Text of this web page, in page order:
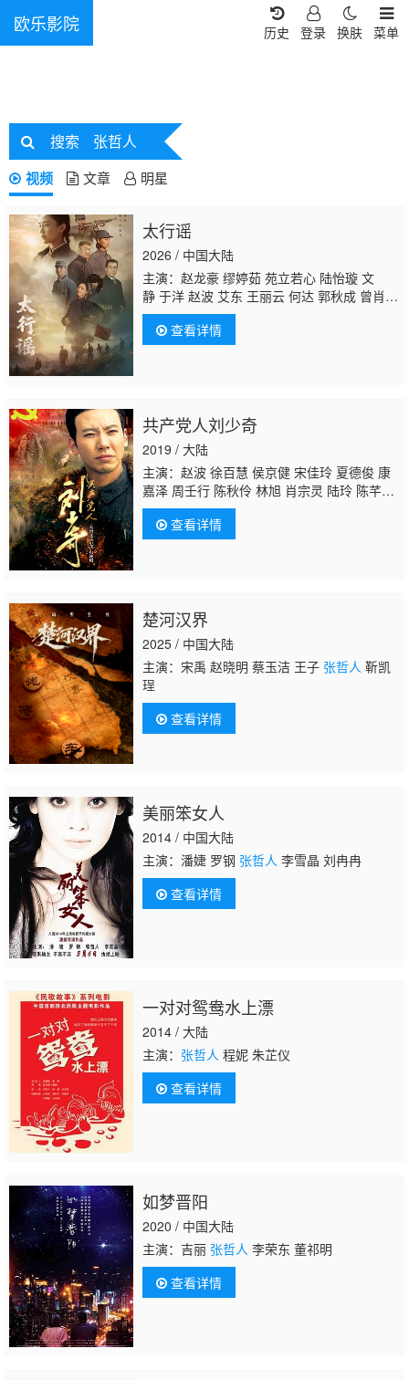
欧乐影院 菜单
换肤
登录
历史
搜索 张哲人
视频 文章 明星
太行谣
2026 / 中国大陆
主演：赵龙豪 缪婷茹 苑立若心 陆怡璇 文
静 于洋 赵波 艾东 王丽云 何达 郭秋成 曾肖
龙 张永健 魏大鸣
查看详情
共产党人刘少奇
2019 / 大陆
主演：赵波 徐百慧 侯京健 宋佳玲 夏德俊 康
嘉泽 周壬行 陈秋伶 林旭 肖宗灵 陆玲 陈芊
桦 张琳 张明健 吴盼
一智 李双喜 刘银 齐峰 郑锡龙 许璟琨 朱洪
霖 南凯 高远 何强 周期 夏天 杜晓书 乔涵 欧
查看详情
楚河汉界
2025 / 中国大陆
主演：宋禹 赵晓明 蔡玉洁 王子 张哲人 靳凯
珵
查看详情
美丽笨女人
2014 / 中国大陆
主演：潘婕 罗钢 张哲人 李雪晶 刘冉冉
查看详情
一对对鸳鸯水上漂
2014 / 大陆
主演： 张哲人 程妮 朱芷仪
查看详情
如梦晋阳
2020 / 中国大陆
主演：吉丽 张哲人 李荣东 董祁明
查看详情